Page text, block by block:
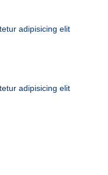
adipisicing elit
adipisicing elit